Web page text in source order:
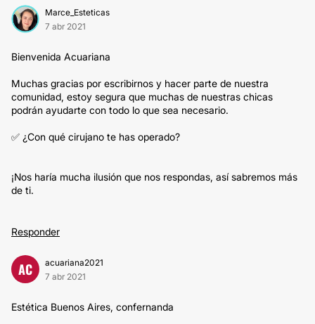
Marce_Esteticas
7 abr 2021
Bienvenida Acuariana
Muchas gracias por escribirnos y hacer parte de nuestra
comunidad, estoy segura que muchas de nuestras chicas
podrán ayudarte con todo lo que sea necesario.
✅ ¿Con qué cirujano te has operado?
¡Nos haría mucha ilusión que nos respondas, así sabremos más
de ti.
Responder
AC
acuariana2021
7 abr 2021
Estética Buenos Aires, confernanda